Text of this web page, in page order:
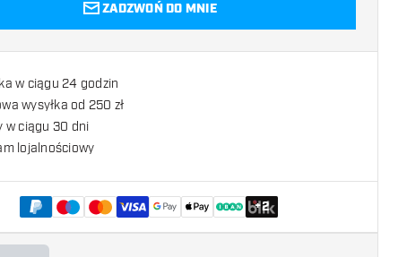
ZADZWOŃ DO MNIE
w ciągu 24 godzin
wysyłka od 250 zł
w ciągu 30 dni
lojalnościowy
+2